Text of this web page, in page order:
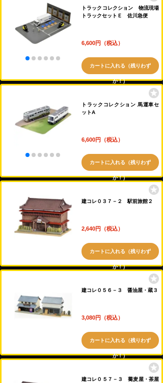
トラックコレクション 物流現場
トラックセットＥ 佐川急便
6,600円（税込）
カートに入れる（残りわず
か！）
トラックコレクション 馬運車セ
ットA
6,600円（税込）
カートに入れる（残りわず
か！）
建コレ０３７－２ 駅前旅館２
2,640円（税込）
カートに入れる（残りわず
か！）
建コレ０５６－３ 醤油屋・蔵３
3,080円（税込）
カートに入れる（残りわず
か！）
建コレ０５７－３ 蕎麦屋・茶屋